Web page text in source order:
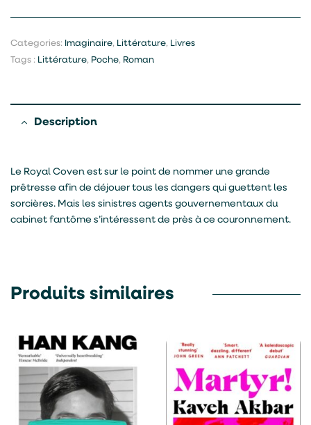
Categories: Imaginaire, Littérature, Livres
Tags : Littérature, Poche, Roman
Description
Le Royal Coven est sur le point de nommer une grande
prêtresse afin de déjouer tous les dangers qui guettent les
sorcières. Mais les sinistres agents gouvernementaux du
cabinet fantôme s’intéressent de près à ce couronnement.
Produits similaires